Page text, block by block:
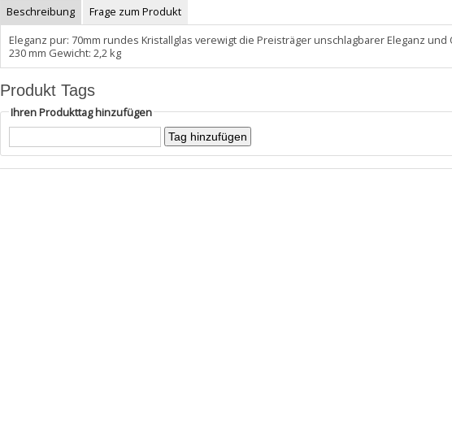
Beschreibung
Frage zum Produkt
Eleganz pur: 70mm rundes Kristallglas verewigt die Preisträger unschlagbarer Eleganz
230 mm Gewicht: 2,2 kg
Produkt Tags
Ihren Produkttag hinzufügen